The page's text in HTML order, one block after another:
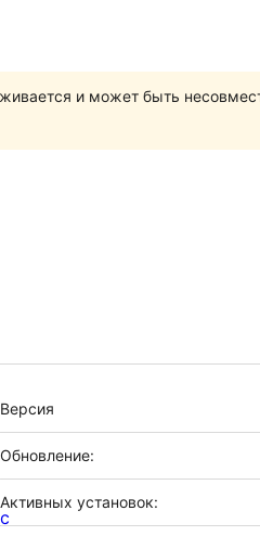
и может быть
Мета
Версия
Обновление:
Активных установок: